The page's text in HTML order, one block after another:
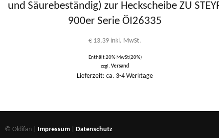
und Säurebeständig) zur Heckscheibe ZU
900er Serie ÖI26335
€ 13,39 inkl. MwSt.
Enthält 20% MwSt(20%)
zzgl.Versand
Lieferzeit: ca. 3-4 Werktage
© Oldifan | Impressum Datenschutz